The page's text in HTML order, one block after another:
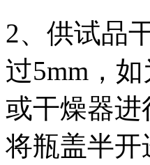
2、供试品
过5mm，
或干燥器
将瓶盖半